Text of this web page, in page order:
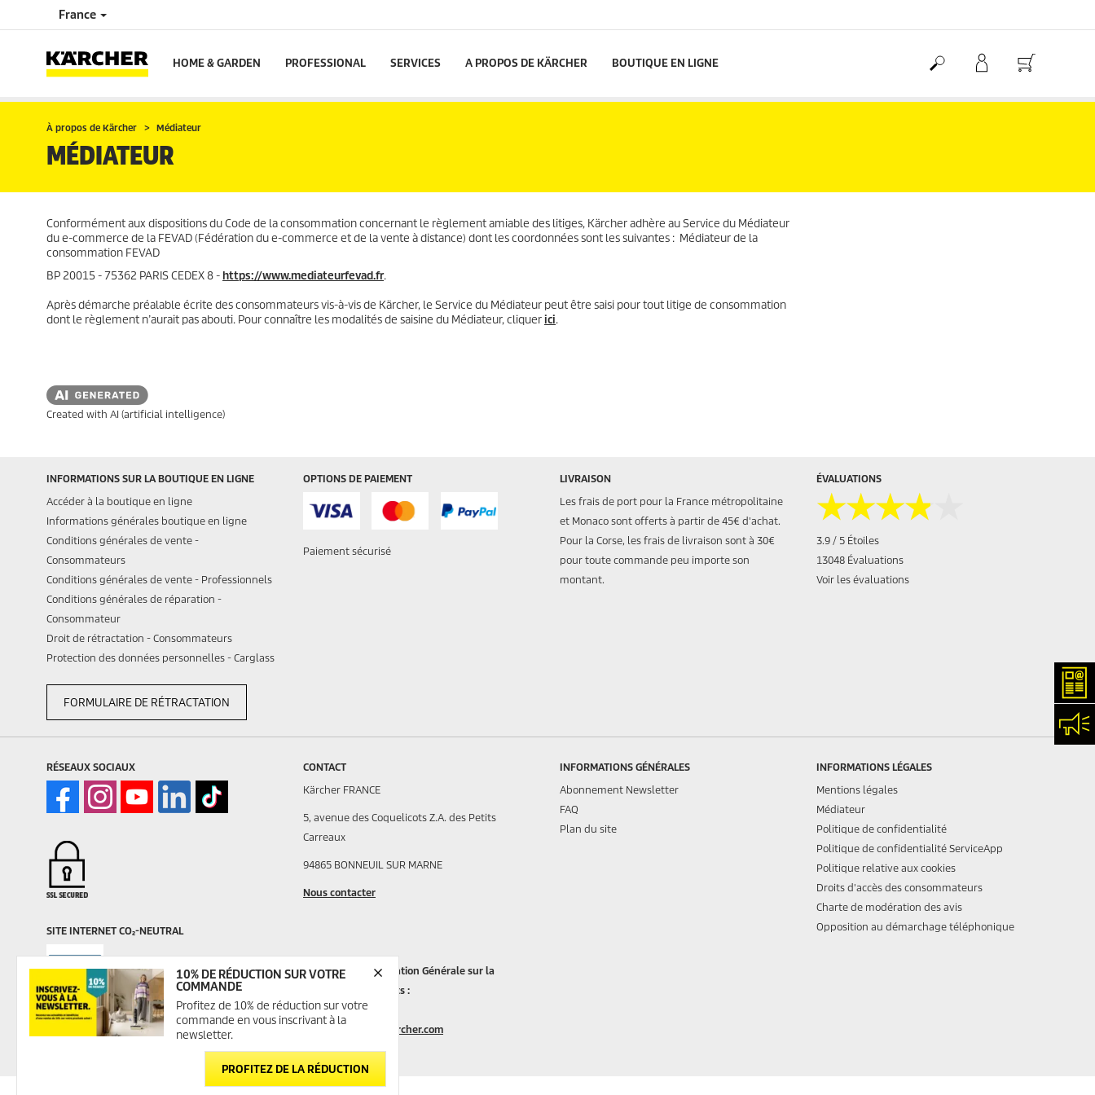
France
HOME & GARDEN PROFESSIONAL SERVICES A PROPOS DE KÄRCHER BOUTIQUE EN LIGNE
10% DE RÉDUCTION SUR VOTRE
COMMANDE
Profitez de 10% de réduction sur votre
commande en vous inscrivant à la
newsletter.
PROFITEZ DE LA RÉDUCTION
À propos de Kärcher Médiateur
MÉDIATEUR
Conformément aux dispositions du Code de la consommation concernant le règlement amiable des litiges, Kärcher adhère au Service du Médiateur
du e-commerce de la FEVAD (Fédération du e-commerce et de la vente à distance) dont les coordonnées sont les suivantes : Médiateur de la
consommation FEVAD
BP 20015 - 75362 PARIS CEDEX 8 -https://www.mediateurfevad.fr.
Après démarche préalable écrite des consommateurs vis-à-vis de Kärcher, le Service du Médiateur peut être saisi pour tout litige de consommation
dont le règlement n’aurait pas abouti. Pour connaître les modalités de saisine du Médiateur, cliquerici.
Created with AI (artificial intelligence)
INFORMATIONS SUR LA BOUTIQUE EN LIGNE
Accéder à la boutique en ligne
Informations générales boutique en ligne
Conditions générales de vente -
Consommateurs
Conditions générales de vente - Professionnels
Conditions générales de réparation -
Consommateur
Droit de rétractation - Consommateurs
Protection des données personnelles - Carglass
FORMULAIRE DE RÉTRACTATION
OPTIONS DE PAIEMENT
Paiement sécurisé
LIVRAISON
Les frais de port pour la France métropolitaine
et Monaco sont offerts à partir de 45€ d'achat.
Pour la Corse, les frais de livraison sont à 30€
pour toute commande peu importe son
montant.
ÉVALUATIONS
★★★★★
★★★★★
3.9 / 5 Étoiles
13048 Évaluations
Voir les évaluations
RÉSEAUX SOCIAUX
SITE INTERNET CO₂-NEUTRAL
CONTACT
Kärcher FRANCE
5, avenue des Coquelicots Z.A. des Petits
Carreaux
94865 BONNEUIL SUR MARNE
Nous contacter
Contact Réglementation Générale sur la
Sécurité des Produits :
service.client.fr@karcher.com
INFORMATIONS GÉNÉRALES
Abonnement Newsletter
FAQ
Plan du site
INFORMATIONS LÉGALES
Mentions légales
Médiateur
Politique de confidentialité
Politique de confidentialité ServiceApp
Politique relative aux cookies
Droits d'accès des consommateurs
Charte de modération des avis
Opposition au démarchage téléphonique